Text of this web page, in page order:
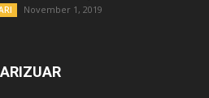
November 1, 2019